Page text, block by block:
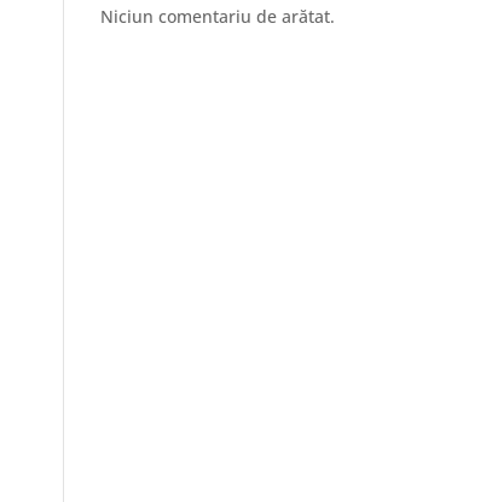
Niciun comentariu de arătat.